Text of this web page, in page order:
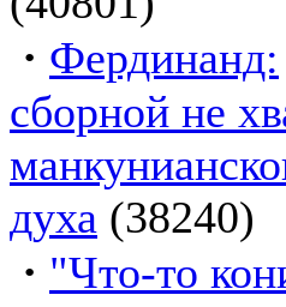
· Фердинанд:
сборной не
духа (38240)
· "Что-то